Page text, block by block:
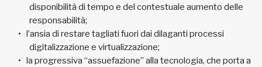
disponibilità di tempo e del contestuale aumento delle
responsabilità;
l’ansia di restare tagliati fuori dai dilaganti processi
digitalizzazione e virtualizzazione;
la progressiva “assuefazione” alla tecnologia, che porta a